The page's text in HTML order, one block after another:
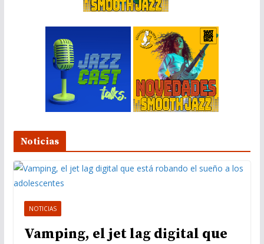
Noticias
NOTICIAS
Vamping, el jet lag digital que